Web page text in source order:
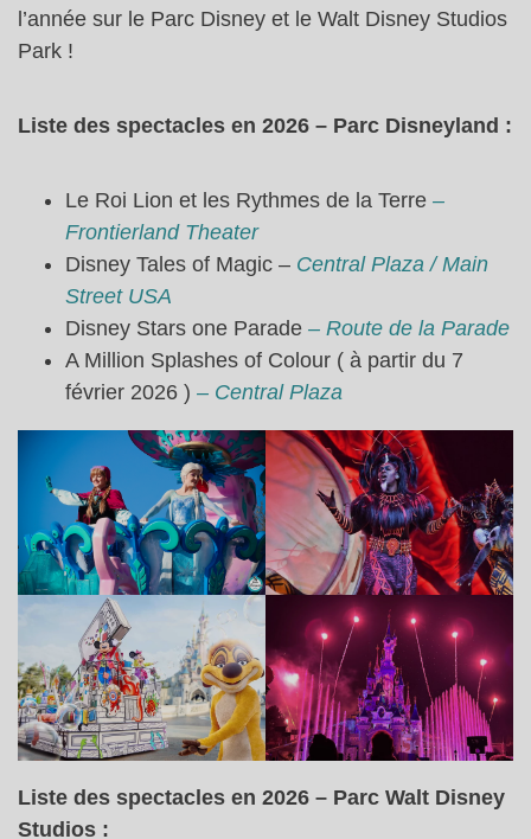
l’année sur le Parc Disney et le Walt Disney Studios
Park !
Liste des spectacles en 2026 – Parc Disneyland :
Le Roi Lion et les Rythmes de la Terre –
Frontierland Theater
Disney Tales of Magic – Central Plaza / Main
Street USA
Disney Stars one Parade – Route de la Parade
A Million Splashes of Colour ( à partir du 7
février 2026 ) – Central Plaza
Liste des spectacles en 2026 – Parc Walt Disney
Studios :